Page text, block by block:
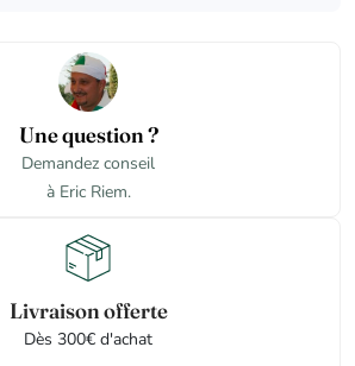
Une question ?
Demandez conseil
à Eric Riem.
Livraison offerte
Dès 300€ d'achat